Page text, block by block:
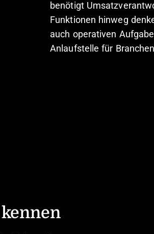
benötigt
Funktionen hinweg
auch operativen
Anlaufstelle für